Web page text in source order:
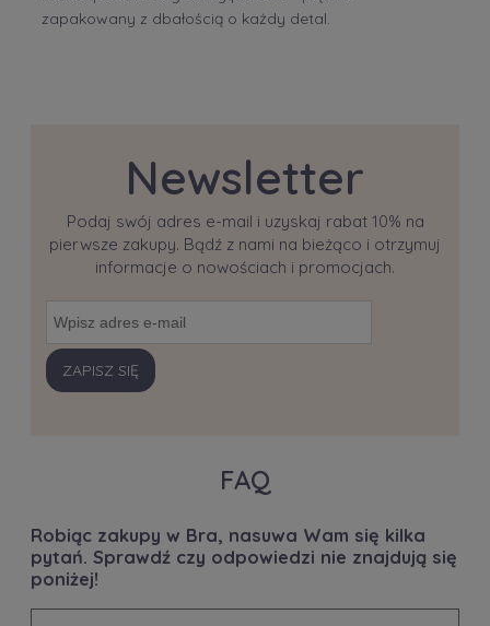
zapakowany z dbałością o każdy detal.
Newsletter
Podaj swój adres e-mail i uzyskaj rabat 10% na
pierwsze zakupy. Bądź z nami na bieżąco i otrzymuj
informacje o nowościach i promocjach.
ZAPISZ SIĘ
FAQ
Robiąc zakupy w Bra, nasuwa Wam się kilka
pytań. Sprawdź czy odpowiedzi nie znajdują się
poniżej!